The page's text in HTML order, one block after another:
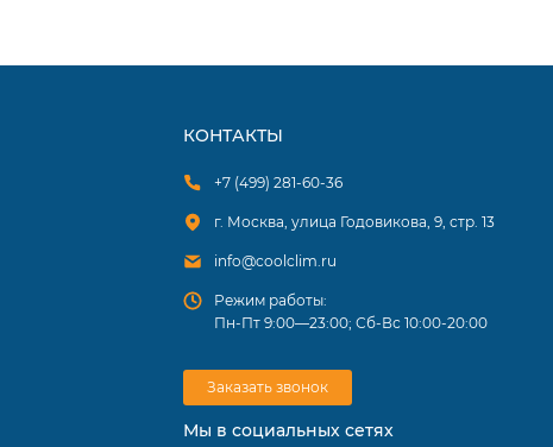
для
КОНТАКТЫ
+7 (499) 281-60-36
г. Москва, улица Годовикова, 9, стр. 13
info@coolclim.ru
Режим работы:
Пн-Пт 9:00—23:00; Сб-Вс 10:00-20:00
Заказать звонок
Мы в социальных сетях